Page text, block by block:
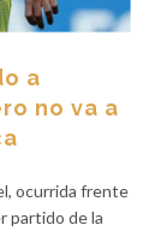
a
no va a
ocurrida frente
partido de la